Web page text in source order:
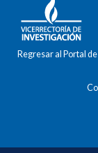
Regresar al Portal